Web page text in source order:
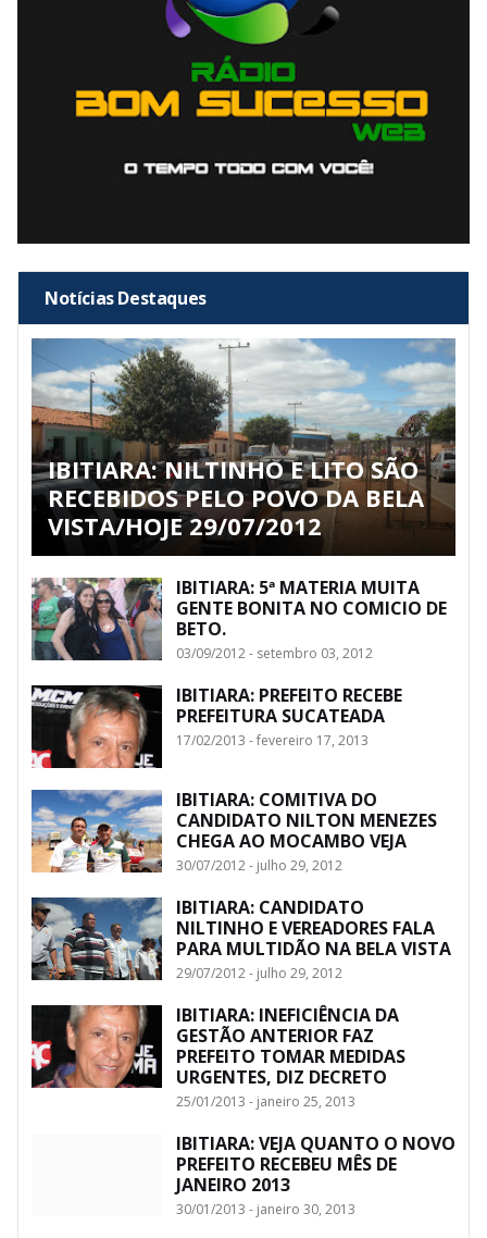
Notícias Destaques
IBITIARA: NILTINHO E LITO SÃO
RECEBIDOS PELO POVO DA BELA
VISTA/HOJE 29/07/2012
IBITIARA: 5ª MATERIA MUITA
GENTE BONITA NO COMICIO DE
BETO.
03/09/2012 - setembro 03, 2012
IBITIARA: PREFEITO RECEBE
PREFEITURA SUCATEADA
17/02/2013 - fevereiro 17, 2013
IBITIARA: COMITIVA DO
CANDIDATO NILTON MENEZES
CHEGA AO MOCAMBO VEJA
30/07/2012 - julho 29, 2012
IBITIARA: CANDIDATO
NILTINHO E VEREADORES FALA
PARA MULTIDÃO NA BELA VISTA
29/07/2012 - julho 29, 2012
IBITIARA: INEFICIÊNCIA DA
GESTÃO ANTERIOR FAZ
PREFEITO TOMAR MEDIDAS
URGENTES, DIZ DECRETO
25/01/2013 - janeiro 25, 2013
IBITIARA: VEJA QUANTO O NOVO
PREFEITO RECEBEU MÊS DE
JANEIRO 2013
30/01/2013 - janeiro 30, 2013